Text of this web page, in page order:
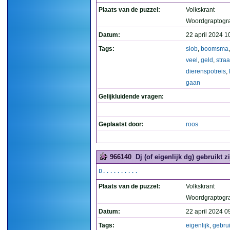
Plaats van de puzzel:
Volkskrant
Datum:
22 april 2024
Tags:
slob, boomsma
veel , geld ,
dierenspotreis,
gaan
Gelijkluidende vragen:
Geplaatst door: roos
966140 Dj (of eigenlijk dg) gebruikt
D..........
Plaats van de puzzel:
Volkskrant
Datum:
22 april 2024
Tags:
eigenlijk,